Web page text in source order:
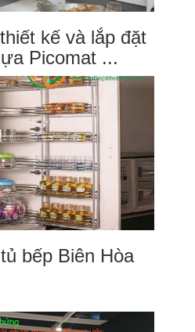
kế và lắp đặt
Picomat ...
bếp Biên Hòa